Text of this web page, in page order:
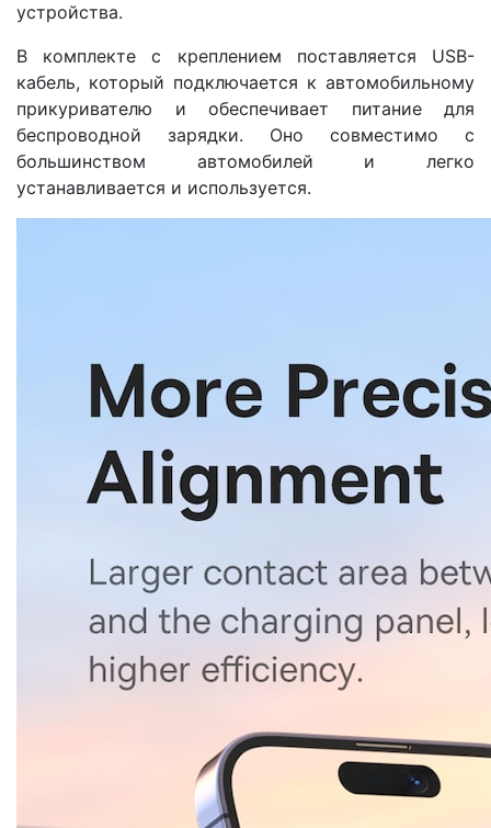
устройства.
В комплекте с креплением поставляется USB-
кабель, который подключается к автомобильному
прикуривателю и обеспечивает питание для
беспроводной зарядки. Оно совместимо с
большинством автомобилей и легко
устанавливается и используется.